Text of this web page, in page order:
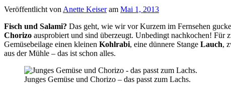
Veröffentlicht von Anette Keiseram Mai 1, 2013
Fisch und Salami? Das geht, wie wir vor Kurzem im Fernsehen
Chorizo ausprobiert und sind überzeugt. Unbedingt nachkochen! Für
Gemüsebeilage einen kleinen Kohlrabi, eine dünnere Stange Lauch,
aus der Mühle – das ist schon alles.
Junges Gemüse und Chorizo – das passt zum Lachs.